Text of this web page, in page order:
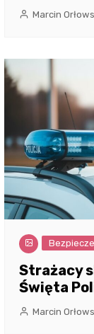
Marcin
Strażacy
Święta
Marcin